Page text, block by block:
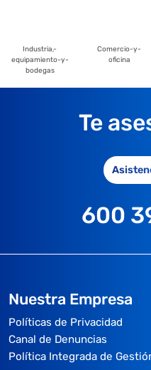
Industria,-
equipamiento-y-
bodegas
Comercio-y-
oficina
Te
600
Nuestra Empresa
Políticas de Privacidad
Canal de Denuncias
Política Integrada de